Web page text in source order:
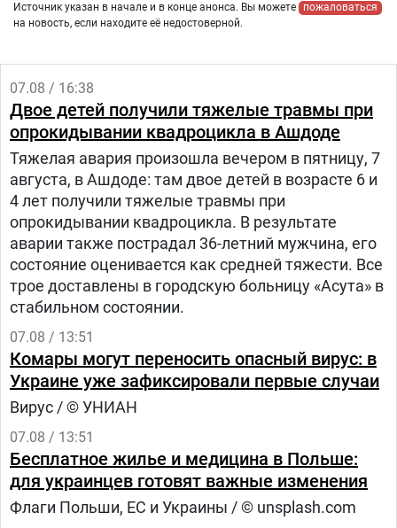
Источник указан в начале и в конце анонса. Вы можете
пожаловаться
на новость, если находите её недостоверной.
07.08 / 16:38
Двое детей получили тяжелые травмы при
опрокидывании квадроцикла в Ашдоде
Тяжелая авария произошла вечером в пятницу, 7
августа, в Ашдоде: там двое детей в возрасте 6 и
4 лет получили тяжелые травмы при
опрокидывании квадроцикла. В результате
аварии также пострадал 36-летний мужчина, его
состояние оценивается как средней тяжести. Все
трое доставлены в городскую больницу «Асута» в
стабильном состоянии.
07.08 / 13:51
Комары могут переносить опасный вирус: в
Украине уже зафиксировали первые случаи
Вирус / © УНИАН
07.08 / 13:51
Бесплатное жилье и медицина в Польше:
для украинцев готовят важные изменения
Флаги Польши, ЕС и Украины / © unsplash.com